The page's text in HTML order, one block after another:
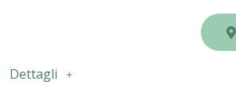
Dettagli